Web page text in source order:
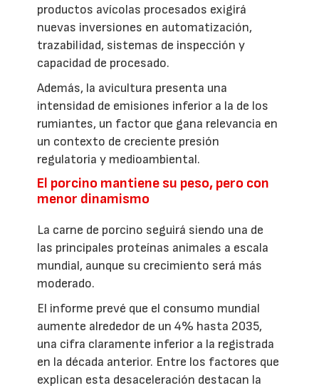
productos avícolas procesados exigirá
nuevas inversiones en automatización,
trazabilidad, sistemas de inspección y
capacidad de procesado.
Además, la avicultura presenta una
intensidad de emisiones inferior a la de los
rumiantes, un factor que gana relevancia en
un contexto de creciente presión
regulatoria y medioambiental.
El porcino mantiene su peso, pero con
menor dinamismo
La carne de porcino seguirá siendo una de
las principales proteínas animales a escala
mundial, aunque su crecimiento será más
moderado.
El informe prevé que el consumo mundial
aumente alrededor de un 4% hasta 2035,
una cifra claramente inferior a la registrada
en la década anterior. Entre los factores que
explican esta desaceleración destacan la